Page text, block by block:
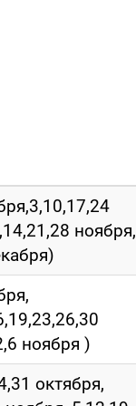
ноября,
ноября )
октября,